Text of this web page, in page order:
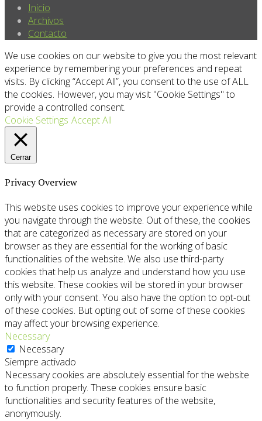
Inicio
Archivos
Contacto
We use cookies on our website to give you the most relevant
experience by remembering your preferences and repeat
visits. By clicking “Accept All”, you consent to the use of ALL
the cookies. However, you may visit "Cookie Settings" to
provide a controlled consent.
Cookie Settings Accept All
Cerrar
Privacy Overview
This website uses cookies to improve your experience while
you navigate through the website. Out of these, the cookies
that are categorized as necessary are stored on your
browser as they are essential for the working of basic
functionalities of the website. We also use third-party
cookies that help us analyze and understand how you use
this website. These cookies will be stored in your browser
only with your consent. You also have the option to opt-out
of these cookies. But opting out of some of these cookies
may affect your browsing experience.
Necessary
Necessary
Siempre activado
Necessary cookies are absolutely essential for the website
to function properly. These cookies ensure basic
functionalities and security features of the website,
anonymously.